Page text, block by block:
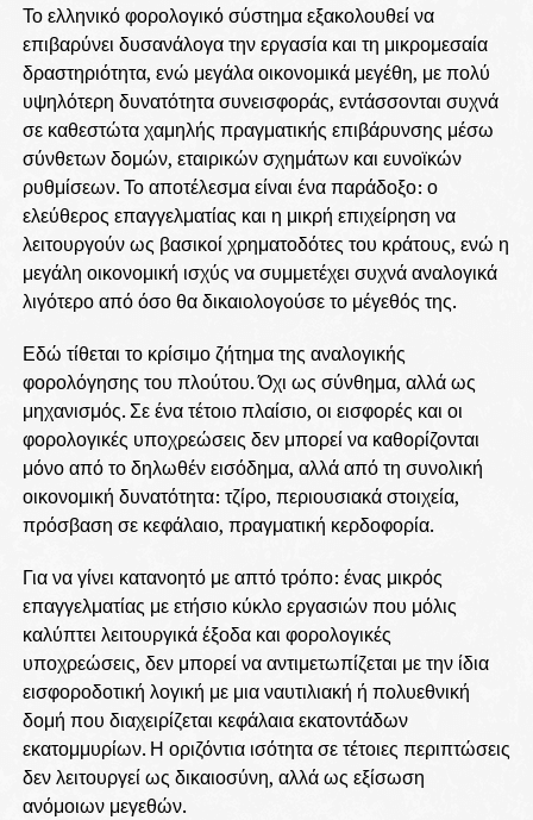
Το ελληνικό φορολογικό σύστημα εξακολουθεί να
επιβαρύνει δυσανάλογα την εργασία και τη μικρομεσαία
δραστηριότητα, ενώ μεγάλα οικονομικά μεγέθη, με πολύ
υψηλότερη δυνατότητα συνεισφοράς, εντάσσονται συχνά
σε καθεστώτα χαμηλής πραγματικής επιβάρυνσης μέσω
σύνθετων δομών, εταιρικών σχημάτων και ευνοϊκών
ρυθμίσεων. Το αποτέλεσμα είναι ένα παράδοξο: ο
ελεύθερος επαγγελματίας και η μικρή επιχείρηση να
λειτουργούν ως βασικοί χρηματοδότες του κράτους, ενώ η
μεγάλη οικονομική ισχύς να συμμετέχει συχνά αναλογικά
λιγότερο από όσο θα δικαιολογούσε το μέγεθός της.
Εδώ τίθεται το κρίσιμο ζήτημα της αναλογικής
φορολόγησης του πλούτου. Όχι ως σύνθημα, αλλά ως
μηχανισμός. Σε ένα τέτοιο πλαίσιο, οι εισφορές και οι
φορολογικές υποχρεώσεις δεν μπορεί να καθορίζονται
μόνο από το δηλωθέν εισόδημα, αλλά από τη συνολική
οικονομική δυνατότητα: τζίρο, περιουσιακά στοιχεία,
πρόσβαση σε κεφάλαιο, πραγματική κερδοφορία.
Για να γίνει κατανοητό με απτό τρόπο: ένας μικρός
επαγγελματίας με ετήσιο κύκλο εργασιών που μόλις
καλύπτει λειτουργικά έξοδα και φορολογικές
υποχρεώσεις, δεν μπορεί να αντιμετωπίζεται με την ίδια
εισφοροδοτική λογική με μια ναυτιλιακή ή πολυεθνική
δομή που διαχειρίζεται κεφάλαια εκατοντάδων
εκατομμυρίων. Η οριζόντια ισότητα σε τέτοιες περιπτώσεις
δεν λειτουργεί ως δικαιοσύνη, αλλά ως εξίσωση
ανόμοιων μεγεθών.